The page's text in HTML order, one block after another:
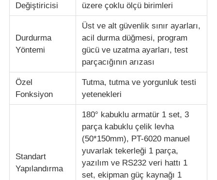
Değiştiricisi
üzere çoklu ölçü birimleri
Durdurma
Yöntemi
Üst ve alt güvenlik sınır ayarları,
acil durma düğmesi, program
gücü ve uzatma ayarları, test
parçacığının arızası
Özel
Fonksiyon
Tutma, tutma ve yorgunluk testi
yetenekleri
Standart
Yapılandırma
180° kabuklu armatür 1 set, 3
parça kabuklu çelik levha
(50*150mm), PT-6020 manuel
yuvarlak tekerleği 1 parça,
yazılım ve RS232 veri hattı 1
set, ekipman güç kaynağı 1